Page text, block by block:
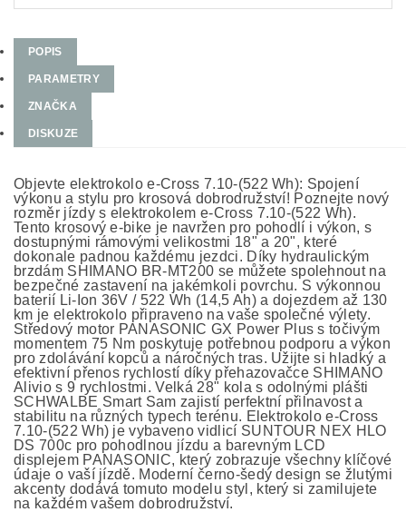
POPIS
PARAMETRY
ZNAČKA
DISKUZE
Objevte elektrokolo e-Cross 7.10-(522 Wh): Spojení
výkonu a stylu pro krosová dobrodružství! Poznejte nový
rozměr jízdy s elektrokolem e-Cross 7.10-(522 Wh).
Tento krosový e-bike je navržen pro pohodlí i výkon, s
dostupnými rámovými velikostmi 18" a 20", které
dokonale padnou každému jezdci. Díky hydraulickým
brzdám SHIMANO BR-MT200 se můžete spolehnout na
bezpečné zastavení na jakémkoli povrchu. S výkonnou
baterií Li-Ion 36V / 522 Wh (14,5 Ah) a dojezdem až 130
km je elektrokolo připraveno na vaše společné výlety.
Středový motor PANASONIC GX Power Plus s točivým
momentem 75 Nm poskytuje potřebnou podporu a výkon
pro zdolávání kopců a náročných tras. Užijte si hladký a
efektivní přenos rychlostí díky přehazovačce SHIMANO
Alivio s 9 rychlostmi. Velká 28" kola s odolnými plášti
SCHWALBE Smart Sam zajistí perfektní přilnavost a
stabilitu na různých typech terénu. Elektrokolo e-Cross
7.10-(522 Wh) je vybaveno vidlicí SUNTOUR NEX HLO
DS 700c pro pohodlnou jízdu a barevným LCD
displejem PANASONIC, který zobrazuje všechny klíčové
údaje o vaší jízdě. Moderní černo-šedý design se žlutými
akcenty dodává tomuto modelu styl, který si zamilujete
na každém vašem dobrodružství.